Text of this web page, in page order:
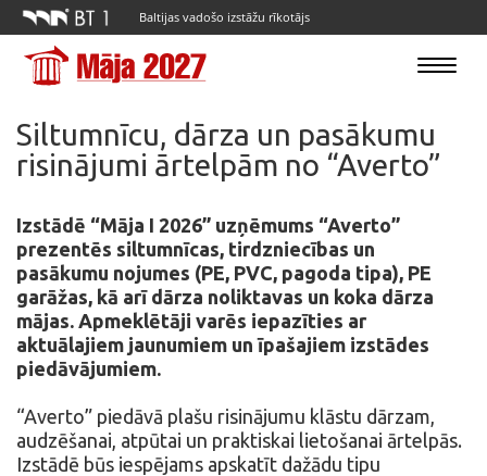
Baltijas vadošo izstāžu rīkotājs
Toggle
Siltumnīcu, dārza un pasākumu
risinājumi ārtelpām no “Averto”
Izstādē “Māja I 2026” uzņēmums “Averto”
prezentēs siltumnīcas, tirdzniecības un
pasākumu nojumes (PE, PVC, pagoda tipa), PE
garāžas, kā arī dārza noliktavas un koka dārza
mājas. Apmeklētāji varēs iepazīties ar
aktuālajiem jaunumiem un īpašajiem izstādes
piedāvājumiem.
“Averto” piedāvā plašu risinājumu klāstu dārzam,
audzēšanai, atpūtai un praktiskai lietošanai ārtelpās.
Izstādē būs iespējams apskatīt dažādu tipu